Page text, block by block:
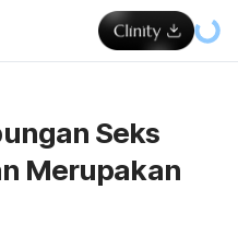
Seks
Merupakan